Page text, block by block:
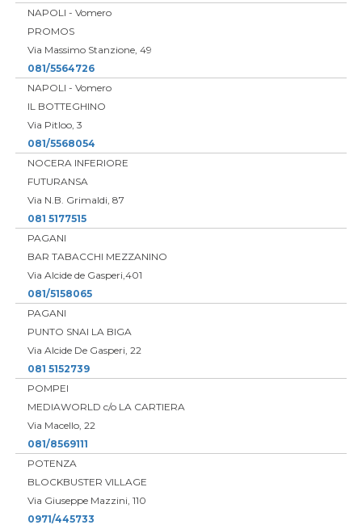
NAPOLI - Vomero
PROMOS
Via Massimo Stanzione, 49
081/5564726
NAPOLI - Vomero
IL BOTTEGHINO
Via Pitloo, 3
081/5568054
NOCERA INFERIORE
FUTURANSA
Via N.B. Grimaldi, 87
081 5177515
PAGANI
BAR TABACCHI MEZZANINO
Via Alcide de Gasperi,401
081/5158065
PAGANI
PUNTO SNAI LA BIGA
Via Alcide De Gasperi, 22
081 5152739
POMPEI
MEDIAWORLD c/o LA CARTIERA
Via Macello, 22
081/8569111
POTENZA
BLOCKBUSTER VILLAGE
Via Giuseppe Mazzini, 110
0971/445733